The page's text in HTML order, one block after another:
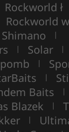
Rockworld ł
Rockworld w
Shimano |
| Solar |
|
|
Baits |
Blazek |
|